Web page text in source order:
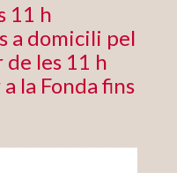
11 h
a domicili pel
les 11 h
la Fonda fins